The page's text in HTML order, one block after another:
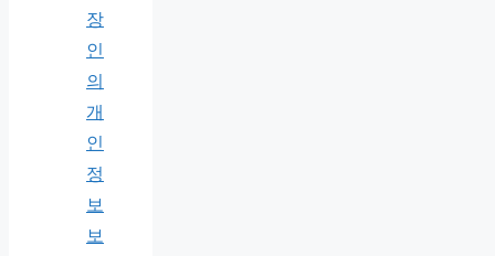
장
인
의
개
인
정
보
보